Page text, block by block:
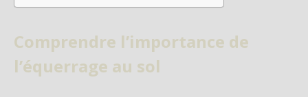
Comprendre l’importance de
l’équerrage au sol